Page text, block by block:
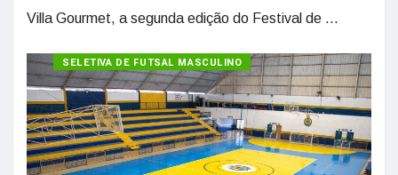
Villa Gourmet, a segunda edição do Festival de ...
SELETIVA DE FUTSAL MASCULINO